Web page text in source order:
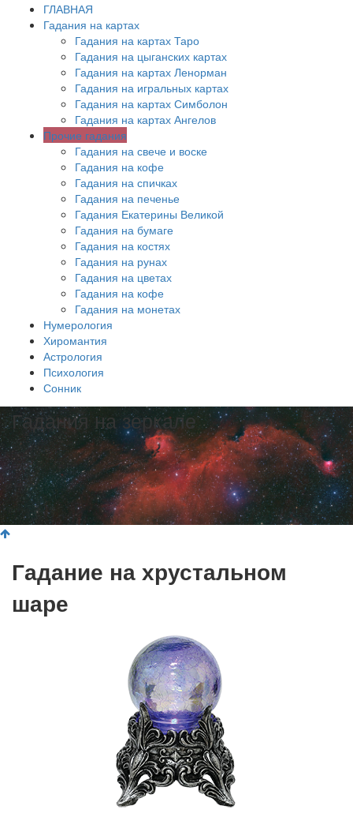
ГЛАВНАЯ
Гадания на картах
Гадания на картах Таро
Гадания на цыганских картах
Гадания на картах Ленорман
Гадания на игральных картах
Гадания на картах Симболон
Гадания на картах Ангелов
Прочие гадания
Гадания на свече и воске
Гадания на кофе
Гадания на спичках
Гадания на печенье
Гадания Екатерины Великой
Гадания на бумаге
Гадания на костях
Гадания на рунах
Гадания на цветах
Гадания на кофе
Гадания на монетах
Нумерология
Хиромантия
Астрология
Психология
Сонник
Гадания на зеркале
Гадание на хрустальном
шаре